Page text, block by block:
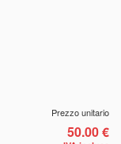
Prezzo unitario
50.00 €